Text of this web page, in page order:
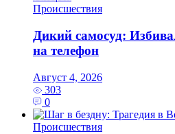
Происшествия
Дикий самосуд:
на телефон
Август 4, 2026
303
0
Происшествия